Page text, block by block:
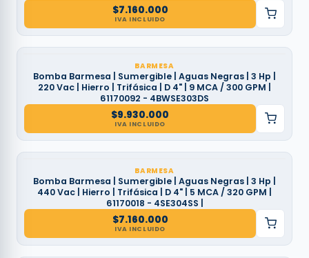
$7.160.000
IVA INCLUIDO
BARMESA
Bomba Barmesa | Sumergible | Aguas Negras | 3 Hp |
220 Vac | Hierro | Trifásica | D 4" | 9 MCA / 300 GPM |
61170092 - 4BWSE303DS
$9.930.000
IVA INCLUIDO
BARMESA
Bomba Barmesa | Sumergible | Aguas Negras | 3 Hp |
440 Vac | Hierro | Trifásica | D 4" | 5 MCA / 320 GPM |
61170018 - 4SE304SS |
$7.160.000
IVA INCLUIDO